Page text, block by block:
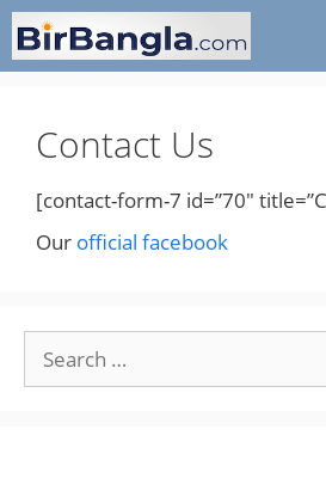
Skip
content
Contact Us
[contact-form-7 id=”70″
Our official facebook
for: